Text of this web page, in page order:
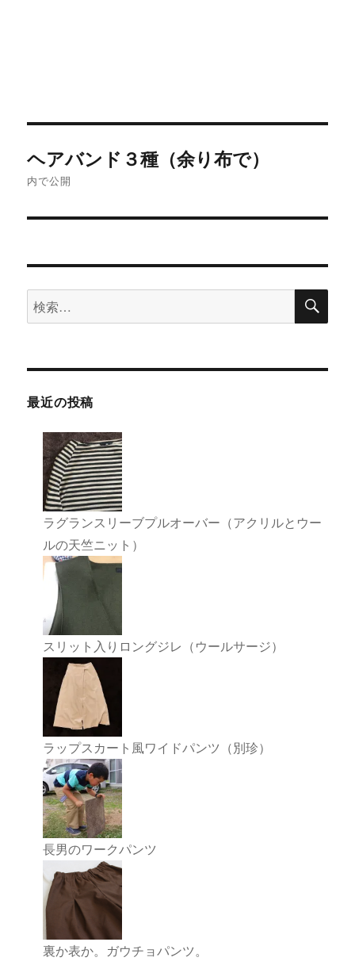
稿
ゲ
ー
ョ
ン
ヘアバンド３種（余り布で）
内で公開
検
索:
検
最近の投稿
ラグランスリーブプルオーバー（アクリルとウー
ルの天竺ニット）
スリット入りロングジレ（ウールサージ）
ラップスカート風ワイドパンツ（別珍）
長男のワークパンツ
裏か表か。ガウチョパンツ。